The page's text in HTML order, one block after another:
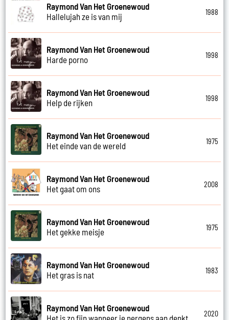
Raymond Van Het Groenewoud
Hallelujah ze is van mij
1988
Raymond Van Het Groenewoud
Harde porno
1998
Raymond Van Het Groenewoud
Help de rijken
1998
Raymond Van Het Groenewoud
Het einde van de wereld
1975
Raymond Van Het Groenewoud
Het gaat om ons
2008
Raymond Van Het Groenewoud
Het gekke meisje
1975
Raymond Van Het Groenewoud
Het gras is nat
1983
Raymond Van Het Groenewoud
Het is zo fijn wanneer je nergens aan denkt
2020